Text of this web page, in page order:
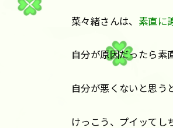
菜々緒さんは、 素直に
自分が原因だったら素
自分が悪くないと思う
けっこう、プイッてし